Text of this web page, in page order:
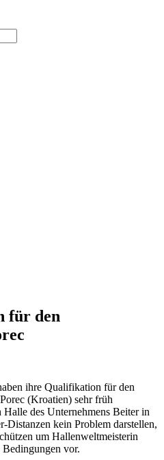
für den
ihre Qualifikation für den
(Kroatien) sehr früh
des Unternehmens Beiter in
Distanzen kein Problem darstellen,
um Hallenweltmeisterin
vor.